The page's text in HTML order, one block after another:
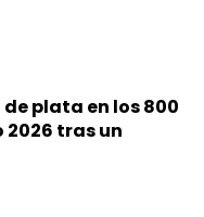
plata en los 800
2026 tras un